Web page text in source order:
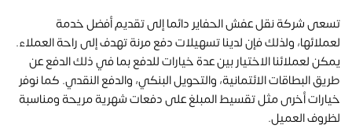
تسعى شركة نقل عفش الحفاير دائما إلى تقديم أفضل خدمة
لعملائها، ولذلك فإن لدينا تسهيلات دفع مرنة تهدف إلى راحة العملاء.
يمكن لعملائنا الاختيار بين عدة خيارات للدفع بما في ذلك الدفع عن
طريق البطاقات الائتمانية، والتحويل البنكي، والدفع النقدي. كما نوفر
خيارات أخرى مثل تقسيط المبلغ على دفعات شهرية مريحة ومناسبة
لظروف العميل.